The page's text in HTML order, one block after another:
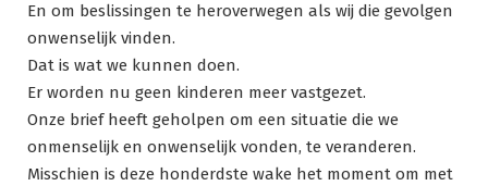
En om beslissingen te heroverwegen als wij die gevolgen
onwenselijk vinden.
Dat is wat we kunnen doen.
Er worden nu geen kinderen meer vastgezet.
Onze brief heeft geholpen om een situatie die we
onmenselijk en onwenselijk vonden, te veranderen.
Misschien is deze honderdste wake het moment om met